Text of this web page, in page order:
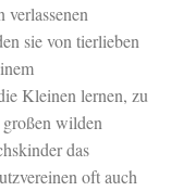
sie von tierlieben
Kleinen lernen, zu
wilden
das
oft auch